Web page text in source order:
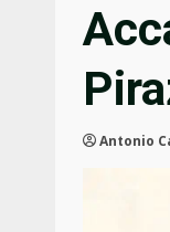
Antonio